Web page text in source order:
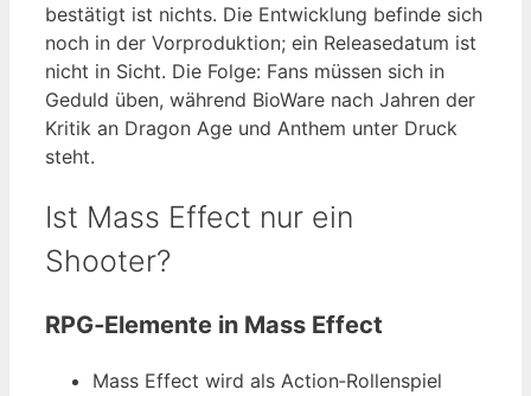
bestätigt ist nichts. Die Entwicklung befinde sich
noch in der Vorproduktion; ein Releasedatum ist
nicht in Sicht. Die Folge: Fans müssen sich in
Geduld üben, während BioWare nach Jahren der
Kritik an Dragon Age und Anthem unter Druck
steht.
Ist Mass Effect nur ein
Shooter?
RPG‑Elemente in Mass Effect
Mass Effect wird als Action‑Rollenspiel